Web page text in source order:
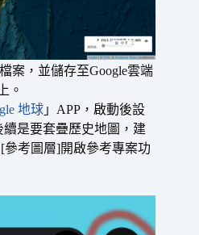
案，並儲存至Google雲端
。
地球 」APP，啟動後設
是要套疊歷史地圖，建
考圖層]開啟參考專案功